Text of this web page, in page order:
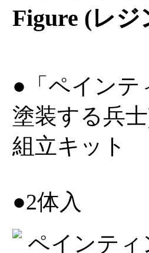
Figure (レ
●「ペインテ
塗装する兵
組立キット
●2体入